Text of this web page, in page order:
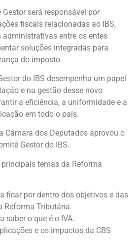
será responsável por
fiscais relacionadas ao IBS,
entre os entes
soluções integradas para
do imposto.
do IBS desempenha um papel
e na gestão desse novo
a eficiência, a uniformidade e a
em todo o país.
Câmara dos Deputados aprovou o
Gestor do IBS.
temas da Reforma
ficar por dentro dos objetivos e das
Reforma Tributária.
saber o que é o IVA.
e os impactos da CBS